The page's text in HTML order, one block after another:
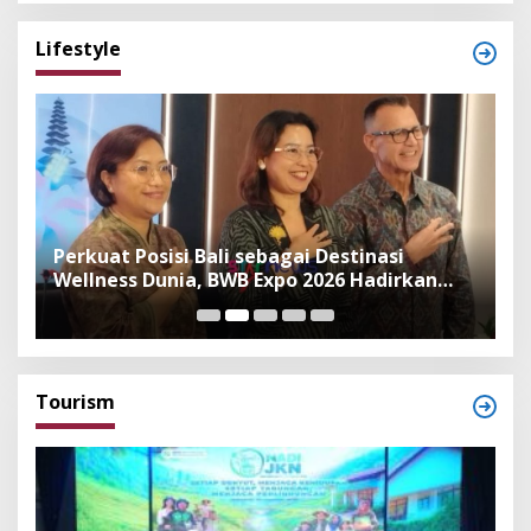
Lifestyle
Perkuat Posisi Bali sebagai Destinasi
Wellness Dunia, BWB Expo 2026 Hadirkan
Exhibitor Nasional dan Global
Tourism